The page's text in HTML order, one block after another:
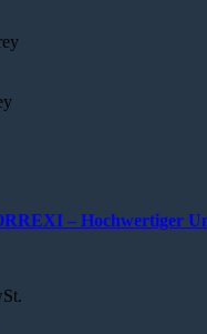
– Hochwertiger